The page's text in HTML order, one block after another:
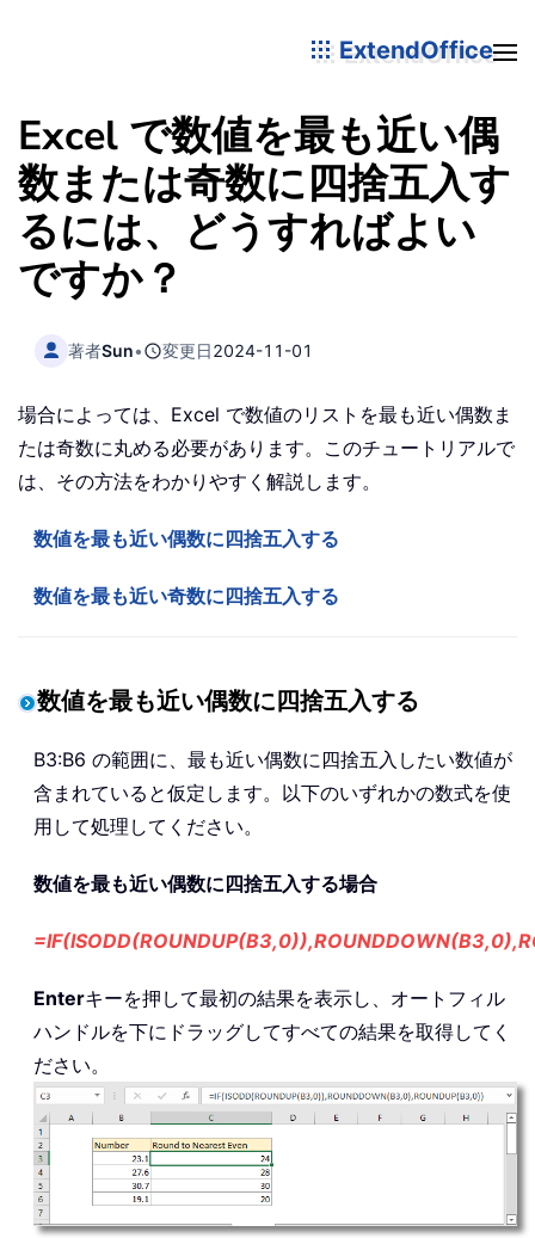
ExtendOffice
Excel で数値を最も近い偶
数または奇数に四捨五入す
るには、どうすればよい
ですか？
著者Sun• 変更日2024-11-01
場合によっては、Excel で数値のリストを最も近い偶数ま
たは奇数に丸める必要があります。このチュートリアルで
は、その方法をわかりやすく解説します。
数値を最も近い偶数に四捨五入する
数値を最も近い奇数に四捨五入する
数値を最も近い偶数に四捨五入する
B3:B6 の範囲に、最も近い偶数に四捨五入したい数値が
含まれていると仮定します。以下のいずれかの数式を使
用して処理してください。
数値を最も近い偶数に四捨五入する場合
Enterキーを押して最初の結果を表示し、オートフィル
ハンドルを下にドラッグしてすべての結果を取得してく
ださい。